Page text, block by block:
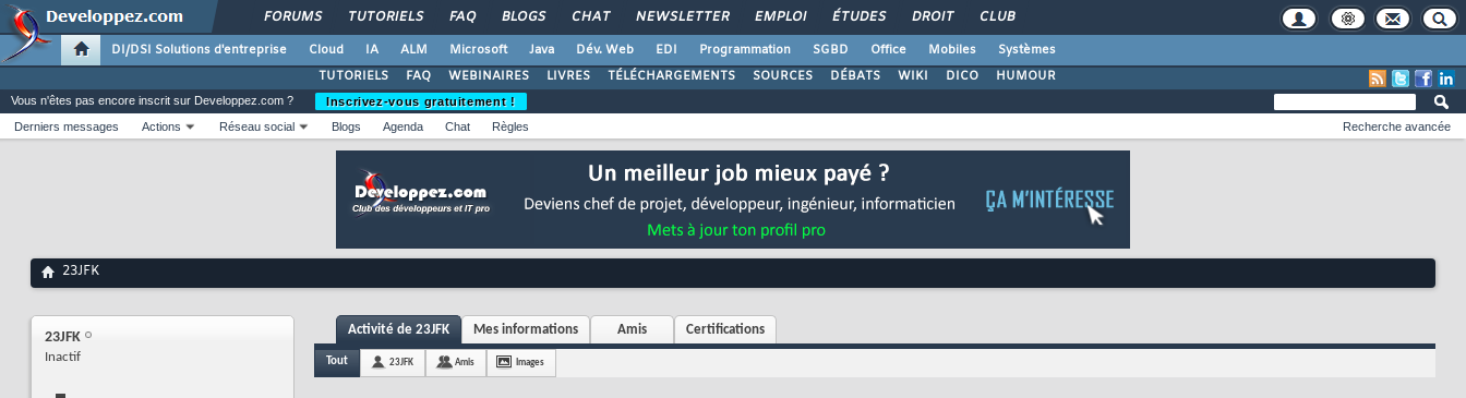
FORUMS TUTORIELS FAQ BLOGS CHAT NEWSLETTER EMPLOI ÉTUDES DROIT CLUB
DI/DSI Solutions d'entreprise Cloud IA ALM Microsoft Java Dév. Web EDI Programmation SGBD Office Mobiles
Systèmes
TUTORIELS
FAQ WEBINAIRES LIVRES TÉLÉCHARGEMENTS SOURCES DÉBATS WIKI DICO HUMOUR
Vous n'êtes pas encore inscrit sur Developpez.com ?
Inscrivez-vous gratuitement !
Derniers messages
Actions Réseau social Blogs Agenda Chat Règles Recherche avancée
23JFK
23JFK
Inactif
Activité de 23JFK Mes informations Amis Certifications
Tout 23JFK Amis Images